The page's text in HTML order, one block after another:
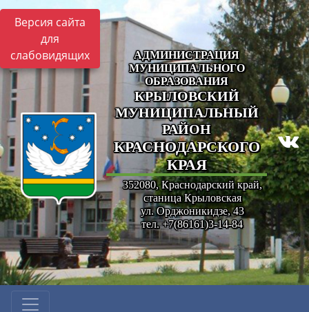
Версия сайта
для
слабовидящих
АДМИНИСТРАЦИЯ
МУНИЦИПАЛЬНОГО
ОБРАЗОВАНИЯ
КРЫЛОВСКИЙ
МУНИЦИПАЛЬНЫЙ
РАЙОН
КРАСНОДАРСКОГО
КРАЯ
352080, Краснодарский край,
станица Крыловская
ул. Орджоникидзе, 43
тел. +7(86161)3-14-84